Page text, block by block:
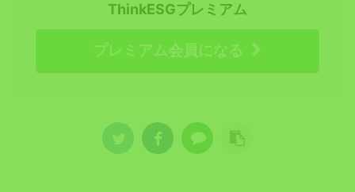
ThinkESGプレミアム
プレミアム会員になる